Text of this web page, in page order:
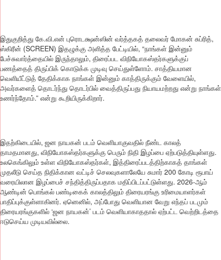
இதுகுறித்து கே.வி.என் புரொடக்ஷன்ஸின் வர்த்தகத் தலைவர் மோகன் சுப்ரித்,
ஸ்கிரீன் (SCREEN) இதழுக்கு அளித்த பேட்டியில், “நாங்கள் இன்னும்
பேச்சுவார்த்தையில் இருந்தாலும், திரைப்பட விநியோகஸ்தர்களுக்குப்
பணத்தைத் திருப்பிக் கொடுக்க முடிவு செய்துள்ளோம். சாத்தியமான
வெளியீட்டுத் தேதிக்காக நாங்கள் இன்னும் காத்திருக்கும் வேளையில்,
அவர்களைத் தொடர்ந்து தொடர்பில் வைத்திருப்பது நியாயமற்றது என்று நாங்கள்
உணர்ந்தோம்.” என்று கூறியிருக்கிறார்.
இதற்கிடையில், ஜன நாயகன் படம் வெளியாகுவதில் நீண்ட காலத்
தாமதமானது, விநியோகஸ்தர்களுக்கு பெரும் நிதி இழப்பை ஏற்படுத்தியுள்ளது.
உலகெங்கிலும் உள்ள விநியோகஸ்தர்கள், இத்திரைப்படத்திற்காகத் தாங்கள்
முதலீடு செய்த நிதிக்கான வட்டிச் செலவுகளாலேயே சுமார் 200 கோடி ரூபாய்
வரையிலான இழப்பைச் சந்தித்திருப்பதாக மதிப்பிடப்பட்டுள்ளது. 2026-ஆம்
ஆண்டின் பொங்கல் பண்டிகைக் காலத்திலும் திரையரங்கு உரிமையாளர்கள்
பாதிப்புக்குள்ளாகினர். ஏனெனில், அப்போது வெளியான வேறு எந்தப் படமும்
திரையரங்குகளில் ‘ஜன நாயகன்’ படம் வெளியாகாததால் ஏற்பட்ட வெற்றிடத்தை
ஈடுசெய்ய முடியவில்லை.